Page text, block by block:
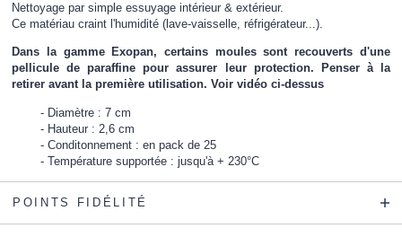
Nettoyage par simple essuyage intérieur & extérieur.
Ce matériau craint l'humidité (lave-vaisselle, réfrigérateur...).
Dans la gamme Exopan, certains moules sont recouverts d'une
pellicule de paraffine pour assurer leur protection. Penser à la
retirer avant la première utilisation. Voir vidéo ci-dessus
Diamètre : 7 cm
Hauteur : 2,6 cm
Conditonnement : en pack de 25
Température supportée : jusqu'à + 230°C
POINTS FIDÉLITÉ